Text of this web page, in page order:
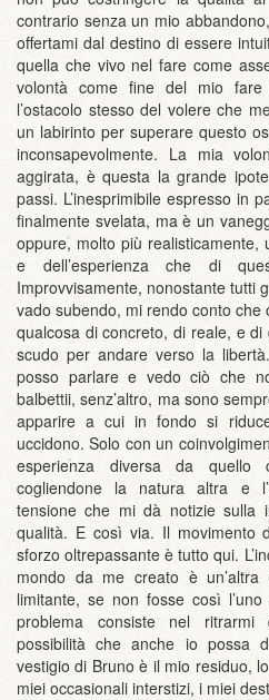
contrario senza un mio
offertami dal destino di essere
quella che vivo nel fare come
volontà come fine del mio fare
l’ostacolo stesso del volere che
un labirinto per superare questo
inconsapevolmente. La mia
aggirata, è questa la grande
passi. L’inesprimibile espresso in
finalmente svelata, ma è un
oppure, molto più realisticamente,
e dell’esperienza che di
Improvvisamente, nonostante tutti
vado subendo, mi rendo conto
qualcosa di concreto, di reale, e
scudo per andare verso la
posso parlare e vedo ciò che
balbettii, senz’altro, ma sono
apparire a cui in fondo si
uccidono. Solo con un
esperienza diversa da
cogliendone la natura altra e
tensione che mi dà notizie sulla
qualità. E così via. Il movimento
sforzo oltrepassante è tutto qui.
mondo da me creato è un’altra
limitante, se non fosse così
problema consiste nel
possibilità che anche io possa
vestigio di Bruno è il mio residuo,
miei occasionali interstizi, i miei